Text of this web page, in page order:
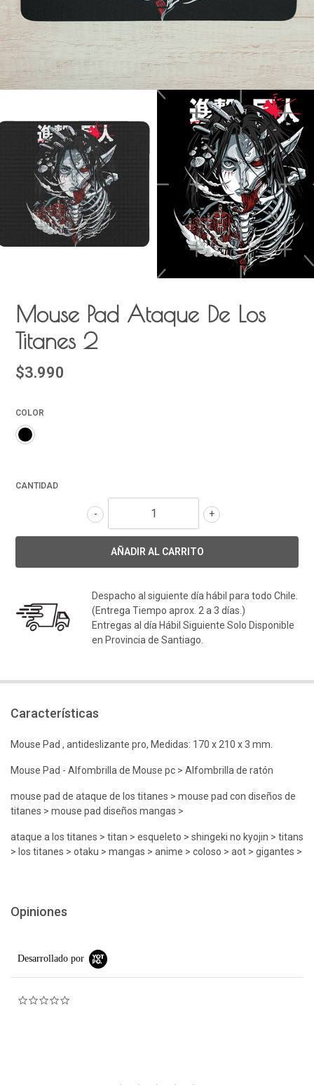
Mouse Pad Ataque De Los
Titanes 2
$3.990
COLOR
CANTIDAD
+
-
Despacho al siguiente día hábil para todo Chile.
(Entrega Tiempo aprox. 2 a 3 días.)
Entregas al día Hábil Siguiente Solo Disponible
en Provincia de Santiago.
Características
Mouse Pad , antideslizante pro, Medidas: 170 x 210 x 3 mm.
Mouse Pad - Alfombrilla de Mouse pc > Alfombrilla de ratón
mouse pad de ataque de los titanes > mouse pad con diseños de
titanes > mouse pad diseños mangas >
ataque a los titanes > titan > esqueleto > shingeki no kyojin > titans
> los titanes > otaku > mangas > anime > coloso > aot > gigantes >
Opiniones
Desarrollado por